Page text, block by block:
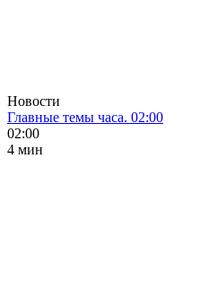
Новости
Главные темы часа. 02:00
02:00
4 мин